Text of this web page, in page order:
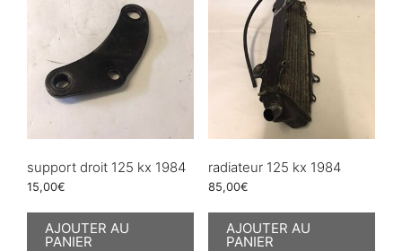
support droit 125 kx 1984
15,00€
AJOUTER AU
PANIER
radiateur 125 kx 1984
85,00€
AJOUTER AU
PANIER